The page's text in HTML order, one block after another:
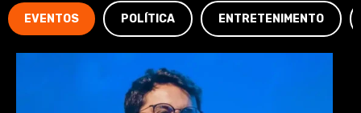
EVENTOS POLÍTICA ENTRETENIMENTO